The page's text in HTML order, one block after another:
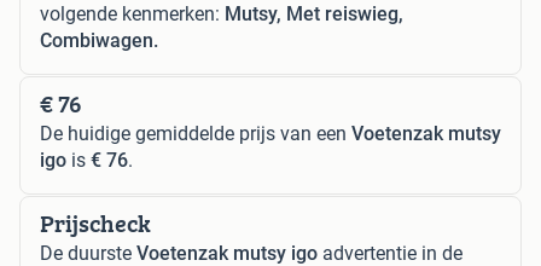
volgende kenmerken: Mutsy, Met reiswieg,
Combiwagen.
€ 76
De huidige gemiddelde prijs van een Voetenzak mutsy
igo is € 76.
Prijscheck
De duurste Voetenzak mutsy igo advertentie in de